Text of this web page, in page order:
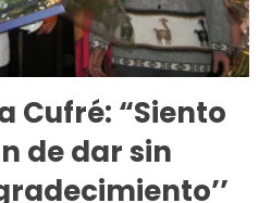
Cufré: “Siento
de dar sin